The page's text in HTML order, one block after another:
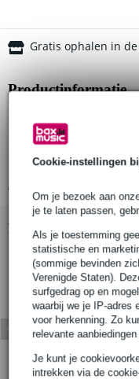
Cookie-instellingen
Om je bezoek aan
je te laten passen,
Als je toestemming
statistische en
(sommige bevinden
Verenigde Staten).
surfgedrag op en
waarbij we je IP-adres
voor herkenning. Zo
relevante aanbiedingen
Je kunt je
intrekken via de
Gratis ophalen in
Productinformatie
gezoomd
montageringen aan alle
Bekijk ook eens (1)